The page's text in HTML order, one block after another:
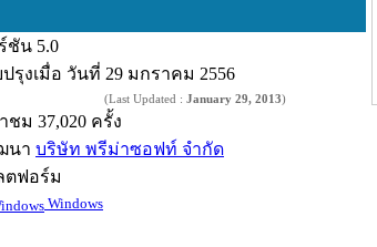
ชัน 5.0
รุงเมื่อ วันที่ 29 มกราคม 2556
(Last Updated : January 29, 2013)
ชม 37,020 ครั้ง
นา บริษัท พรีม่าซอฟท์ จำกัด
ตฟอร์ม
Windows